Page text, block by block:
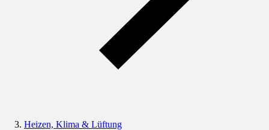
Heizen, Klima & Lüftung